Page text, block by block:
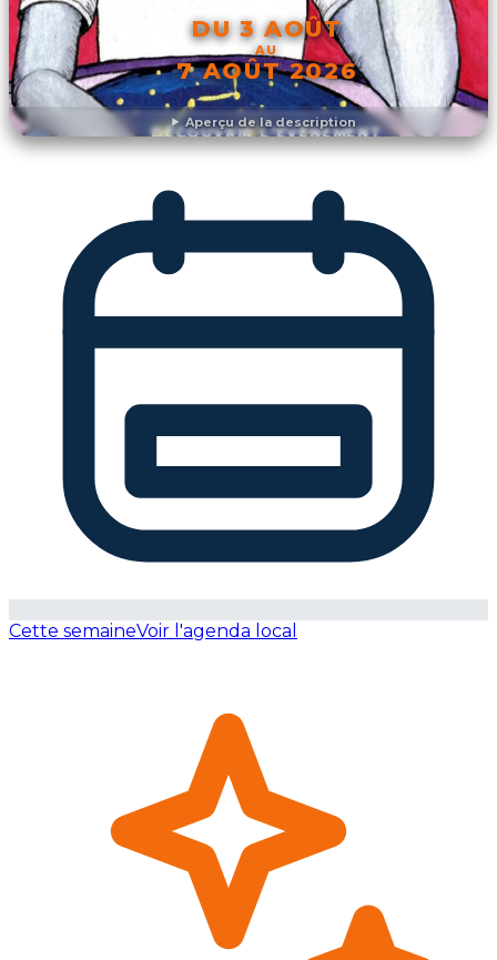
Aperçu de la description
DU 3 AOÛT
AU
7 AOÛT 2026
DÉCOUVRIR L'ÉVÉNEMENT
Cette semaineVoir l'agenda local